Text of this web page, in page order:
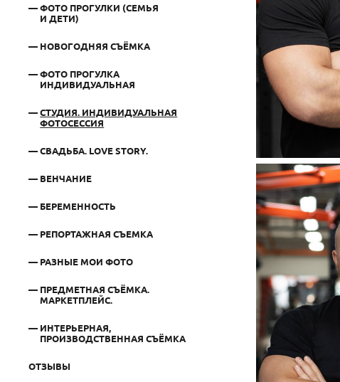
ФОТО ПРОГУЛКИ (СЕМЬЯ
И ДЕТИ)
НОВОГОДНЯЯ СЪЁМКА
ФОТО ПРОГУЛКА
ИНДИВИДУАЛЬНАЯ
СТУДИЯ. ИНДИВИДУАЛЬНАЯ
ФОТОСЕССИЯ
СВАДЬБА. LOVE STORY.
ВЕНЧАНИЕ
БЕРЕМЕННОСТЬ
РЕПОРТАЖНАЯ СЪЕМКА
РАЗНЫЕ МОИ ФОТО
ПРЕДМЕТНАЯ СЪЁМКА.
МАРКЕТПЛЕЙС.
ИНТЕРЬЕРНАЯ,
ПРОИЗВОДСТВЕННАЯ СЪЁМКА
ОТЗЫВЫ